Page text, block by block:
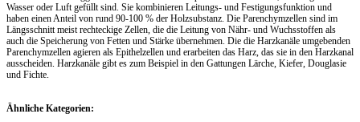
Wasser oder Luft gefüllt sind. Sie kombinieren Leitungs- und Festigungsfunktion und
haben einen Anteil von rund 90-100 % der Holzsubstanz. Die Parenchymzellen sind im
Längsschnitt meist rechteckige Zellen, die die Leitung von Nähr- und Wuchsstoffen als
auch die Speicherung von Fetten und Stärke übernehmen. Die die Harzkanäle umgebenden
Parenchymzellen agieren als Epithelzellen und erarbeiten das Harz, das sie in den Harzkanal
ausscheiden. Harzkanäle gibt es zum Beispiel in den Gattungen Lärche, Kiefer, Douglasie
und Fichte.
Ähnliche Kategorien: